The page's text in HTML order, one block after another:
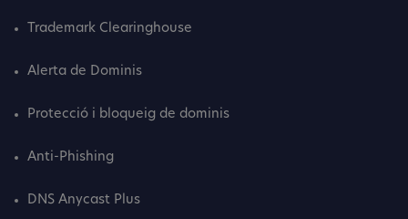
Trademark Clearinghouse
Alerta de Dominis
Protecció i bloqueig de dominis
Anti-Phishing
DNS Anycast Plus